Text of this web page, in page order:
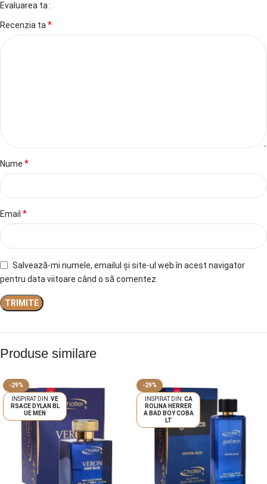
Evaluarea ta
Recenzia ta*
Nume *
Email *
Salvează-mi numele, emailul și site-ul web în acest navigator
pentru data viitoare când o să comentez.
Produse similare
-29%
VE
RSACE DYLAN BL
UE MEN
-29%
CA
ROLINA HERRER
A BAD BOY COBA
LT